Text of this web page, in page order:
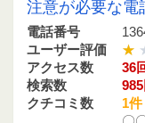
注意が必要な電
電話番号
ユーザー評価
アクセス数
36
検索数
985
クチコミ数
1件